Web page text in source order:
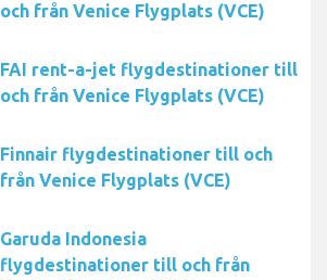
och från Venice Flygplats (VCE)
FAI rent-a-jet flygdestinationer till
och från Venice Flygplats (VCE)
Finnair flygdestinationer till och
från Venice Flygplats (VCE)
Garuda Indonesia
flygdestinationer till och från